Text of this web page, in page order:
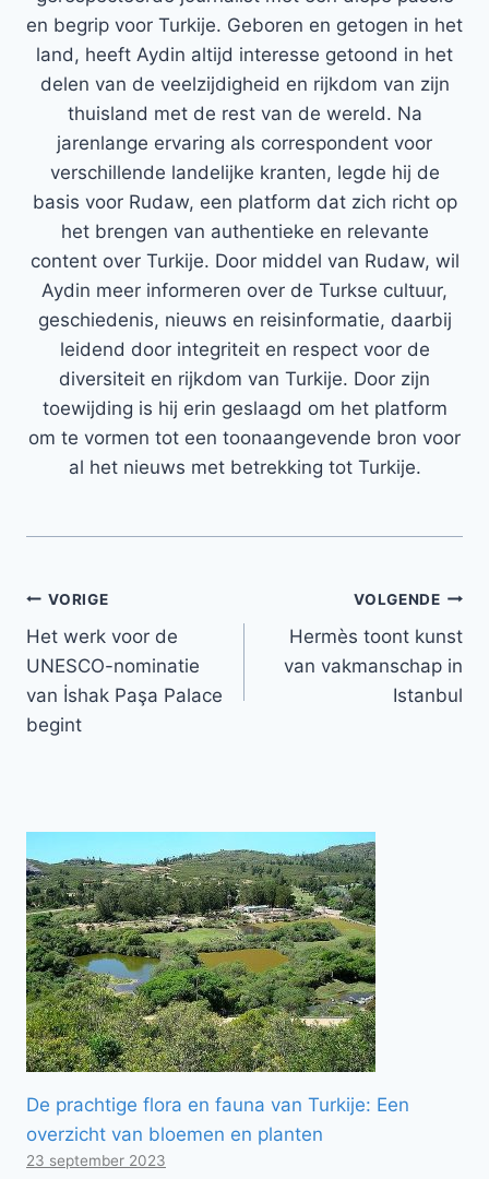
en begrip voor Turkije. Geboren en getogen in het
land, heeft Aydin altijd interesse getoond in het
delen van de veelzijdigheid en rijkdom van zijn
thuisland met de rest van de wereld. Na
jarenlange ervaring als correspondent voor
verschillende landelijke kranten, legde hij de
basis voor Rudaw, een platform dat zich richt op
het brengen van authentieke en relevante
content over Turkije. Door middel van Rudaw, wil
Aydin meer informeren over de Turkse cultuur,
geschiedenis, nieuws en reisinformatie, daarbij
leidend door integriteit en respect voor de
diversiteit en rijkdom van Turkije. Door zijn
toewijding is hij erin geslaagd om het platform
om te vormen tot een toonaangevende bron voor
al het nieuws met betrekking tot Turkije.
Bericht
navigatie
VORIGE
Het werk voor de
UNESCO-nominatie
van İshak Paşa Palace
begint
VOLGENDE
Hermès toont kunst
van vakmanschap in
Istanbul
De prachtige flora en fauna van Turkije: Een
overzicht van bloemen en planten
23 september 2023